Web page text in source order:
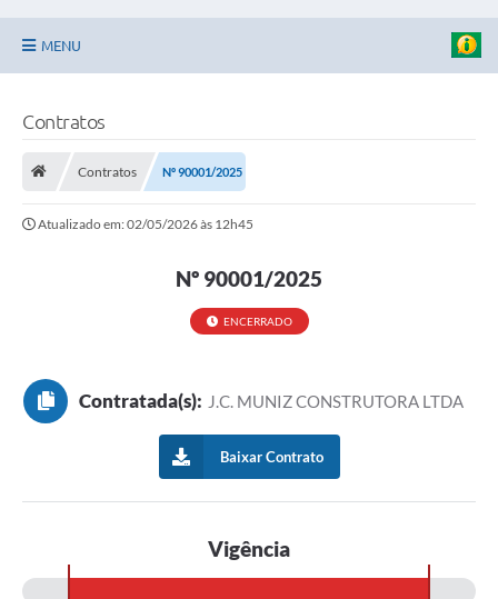
MENU
Serviços Online
Galeria de Vídeos
Arquivos para Download
Obras
Contratos
Contratos Nº 90001/2025
Atualizado em: 02/05/2026 às 12h45
Nº 90001/2025
ENCERRADO
Contratada(s): J.C. MUNIZ CONSTRUTORA LTDA
Baixar Contrato
Vigência